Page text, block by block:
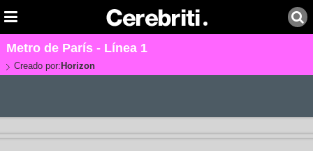
Metro de París - Línea 1
Creado por: Horizon